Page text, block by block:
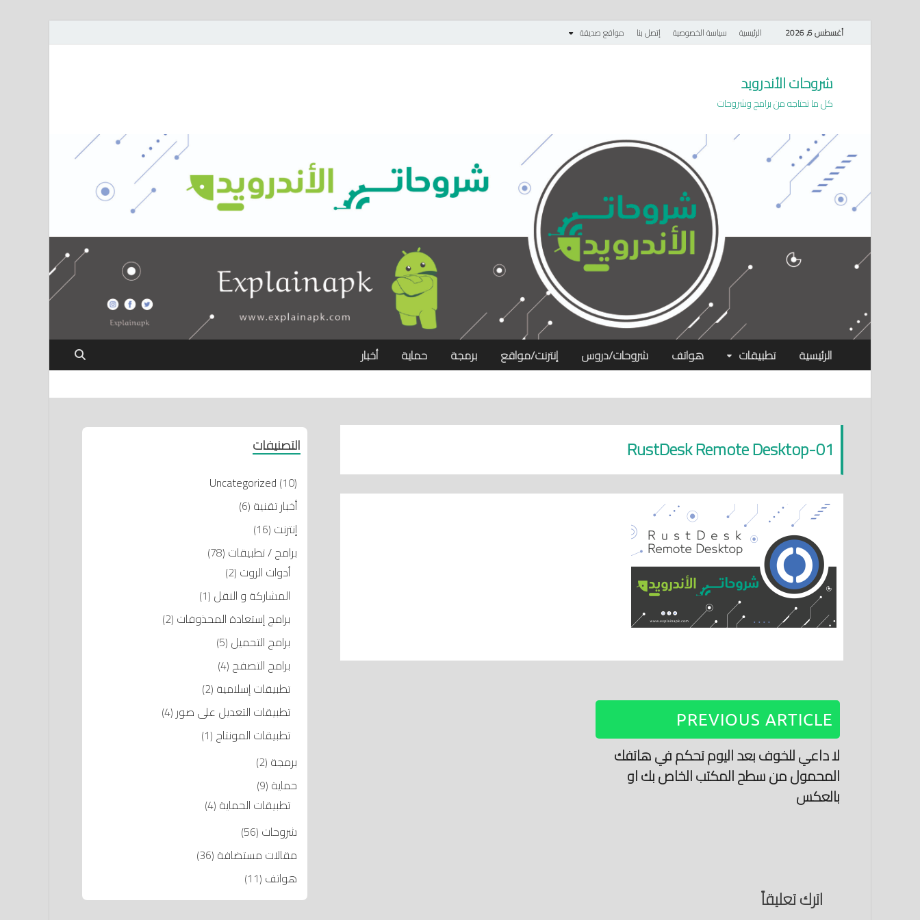
أغسطس 6, 2026 الرئيسية سياسة الخصوصية إتصل بنا مواقع صديقة
شروحات الأندرويد
كل ما تحتاجه من برامج وشروحات
الرئيسية تطبيقات هواتف شروحات/دروس إنترنت/مواقع برمجة حماية أخبار
RustDesk Remote Desktop-01
PREVIOUS ARTICLE
لا داعي للخوف بعد اليوم تحكم في هاتفك
المحمول من سطح المكتب الخاص بك او
بالعكس
اترك تعليقاً
التصنيفات
Uncategorized (10)
أخبار تقنية (6)
إنترنت (16)
برامج / تطبيقات (78)
أدوات الروت (2)
المشاركة و النقل (1)
برامج إستعادة المحذوفات (2)
برامج التحميل (5)
برامج التصفح (4)
تطبيقات إسلامية (2)
تطبيقات التعديل على صور (4)
تطبيقات المونتاج (1)
برمجة (2)
حماية (9)
تطبيقات الحماية (4)
شروحات (56)
مقالات مستضافة (36)
هواتف (11)